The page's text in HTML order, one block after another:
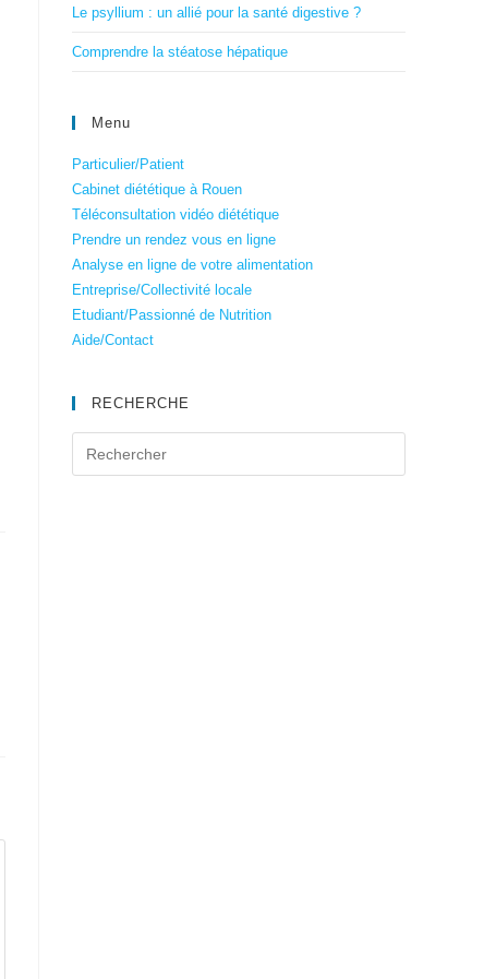
Le psyllium : un allié pour la santé digestive ?
Comprendre la stéatose hépatique
Menu
Particulier/Patient
Cabinet diététique à Rouen
Téléconsultation vidéo diététique
Prendre un rendez vous en ligne
Analyse en ligne de votre alimentation
Entreprise/Collectivité locale
Etudiant/Passionné de Nutrition
Aide/Contact
RECHERCHE